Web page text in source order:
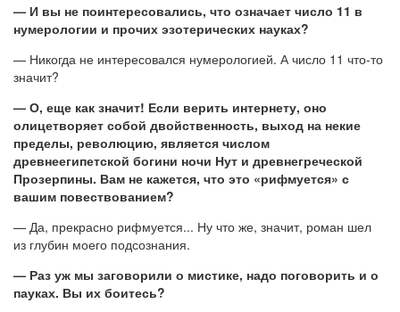
— И вы не поинтересовались, что означает число 11 в
нумерологии и прочих эзотерических науках?
— Никогда не интересовался нумерологией. А число 11 что-то
значит?
— О, еще как значит! Если верить интернету, оно
олицетворяет собой двойственность, выход на некие
пределы, революцию, является числом
древнеегипетской богини ночи Нут и древнегреческой
Прозерпины. Вам не кажется, что это «рифмуется» с
вашим повествованием?
— Да, прекрасно рифмуется... Ну что же, значит, роман шел
из глубин моего подсознания.
— Раз уж мы заговорили о мистике, надо поговорить и о
пауках. Вы их боитесь?